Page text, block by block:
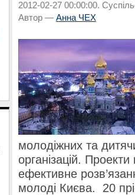
2012-02-27 00:00:00.
Автор — Анна ЧЕХ
молодіжних та
організацій.
ефективне
молоді Києва. 20